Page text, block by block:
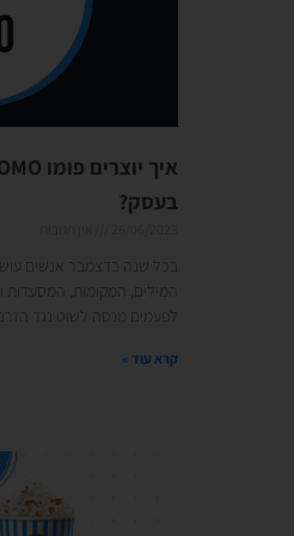
בעסק?
בכל שנה בדצמבר אנשים
המילים, המקומות, המסעדות
לפעמים מנסה לשוט נגד
קרא עוד »